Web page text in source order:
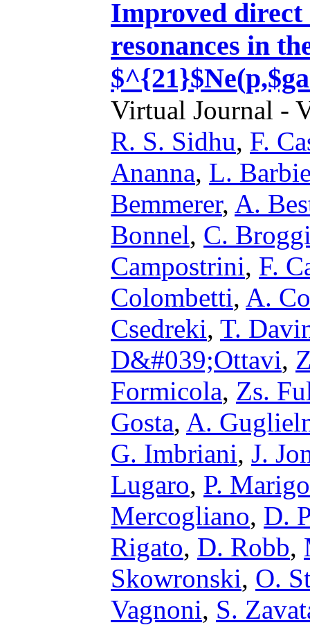
Improved direct
resonances in
Virtual Journal -
R. S. Sidhu, F.
Ananna, L.
Bemmerer, A.
Bonnel, C.
Campostrini, F.
Colombetti, A.
Csedreki, T.
D&#039;Ottavi,
Formicola, Zs.
Gosta, A.
G. Imbriani, J.
Lugaro, P. Marigo
Mercogliano, D.
Rigato, D. Robb,
Skowronski, O.
Vagnoni, S.